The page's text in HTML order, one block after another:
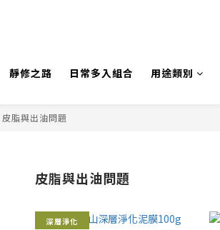
靜修之路 日常多入組合 用途類別
皮脂與出油問題
皮脂與出油問題
深層淨化